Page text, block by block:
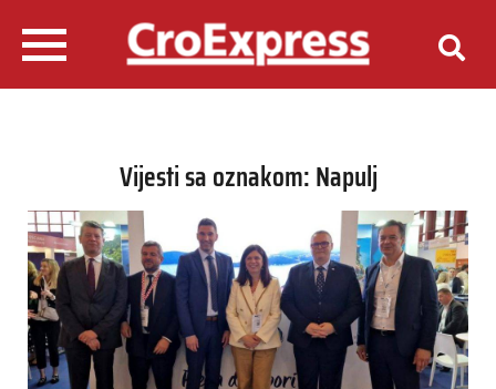
Vijesti sa oznakom: Napulj